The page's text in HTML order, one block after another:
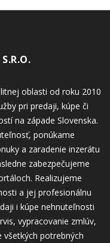
oblasti od roku 2010
pri predaji, kúpe či
na západe Slovenska.
ponúkame
a zaradenie inzerátu
zabezpečujeme
Realizujeme
a jej profesionálnu
i kúpe nehnuteľnosti
vypracovanie zmlúv,
všetkých potrebných